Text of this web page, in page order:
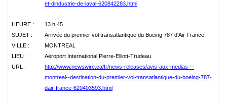
et-dindustrie-de-laval-620842283.html
HEURE :
13 h 45
SUJET :
Arrivée du premier vol transatlantique du Boeing 787 d'Air France
VILLE :
MONTREAL
LIEU :
Aéroport International Pierre-Elliott-Trudeau
URL :
http://www.newswire.ca/fr/news-releases/avis-aux-medias---
montreal--destination-du-premier-vol-transatlantique-du-boeing-787-
dair-france-620403593.html